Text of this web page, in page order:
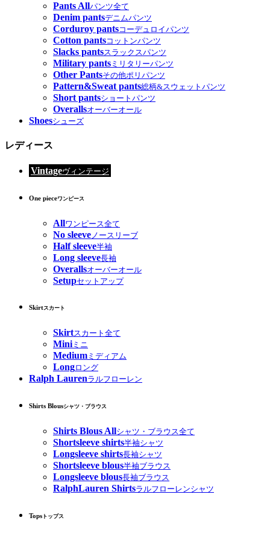
Pants Allパンツ全て
Denim pantsデニムパンツ
Corduroy pantsコーデュロイパンツ
Cotton pantsコットンパンツ
Slacks pantsスラックスパンツ
Military pants ミリタリーパンツ
Other Pantsその他ポリパンツ
Pattern&Sweat pants総柄&スウェットパンツ
Short pantsショートパンツ
Overallsオーバーオール
Shoesシューズ
レディース
Vintageヴィンテージ
One pieceワンピース
Allワンピース全て
No sleeve ノースリーブ
Half sleeve半袖
Long sleeve長袖
Overallsオーバーオール
Setupセットアップ
Skirtスカート
Skirtスカート全て
Miniミニ
Medium ミディアム
Longロング
Ralph Laurenラルフローレン
Shirts Blousシャツ・ブラウス
Shirts Blous Allシャツ・ブラウス全て
Shortsleeve shirts半袖シャツ
Longsleeve shirts長袖シャツ
Shortsleeve blous半袖ブラウス
Longsleeve blous長袖ブラウス
RalphLauren Shirtsラルフローレンシャツ
Tops トップス